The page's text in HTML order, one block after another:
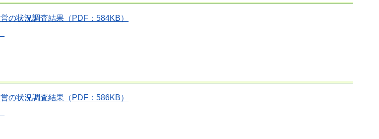
の状況調査結果（PDF：584KB）
の状況調査結果（PDF：586KB）